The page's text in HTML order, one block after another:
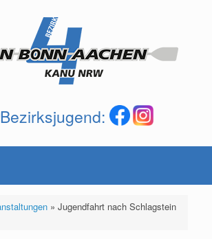
Bezirksjugend:
» Jugendfahrt nach Schlagstein